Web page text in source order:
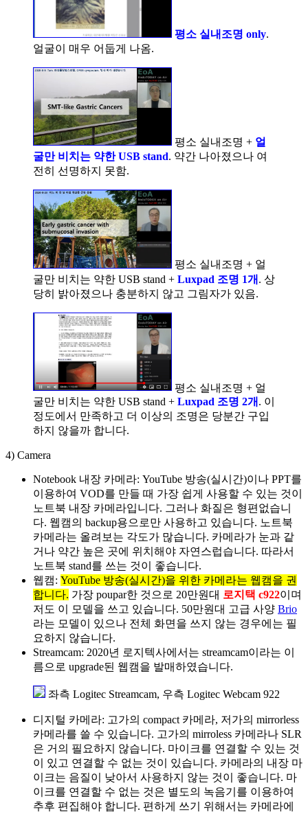
평소 실내조명 only.
얼굴이 매우 어둡게 나옴.
평소 실내조명 + 얼
굴만 비치는 약한 USB stand. 약간 나아졌으나 여
전히 선명하지 못함.
평소 실내조명 + 얼
굴만 비치는 약한 USB stand + Luxpad 조명 1개 . 상
당히 밝아졌으나 충분하지 않고 그림자가 있음.
평소 실내조명 + 얼
굴만 비치는 약한 USB stand + Luxpad 조명 2개 . 이
정도에서 만족하고 더 이상의 조명은 당분간 구입
하지 않을까 합니다.
4) Camera
Notebook 내장 카메라: YouTube 방송(실시간)이나 PPT를
이용하여 VOD를 만들 때 가장 쉽게 사용할 수 있는 것이
노트북 내장 카메라입니다. 그러나 화질은 형편없습니
다. 웹캠의 backup용으로만 사용하고 있습니다. 노트북
카메라는 올려보는 각도가 많습니다. 카메라가 눈과 같
거나 약간 높은 곳에 위치해야 자연스럽습니다. 따라서
노트북 stand를 쓰는 것이 좋습니다.
웹캠: YouTube 방송(실시간)을 위한 카메라는 웹캠을 권
합니다. 가장 poupar한 것으로 20만원대 로지택 c922이며
저도 이 모델을 쓰고 있습니다. 50만원대 고급 사양 Brio
라는 모델이 있으나 전체 화면을 쓰지 않는 경우에는 필
요하지 않습니다.
Streamcam: 2020년 로지텍사에서는 streamcam이라는 이
름으로 upgrade된 웹캠을 발매하였습니다.
좌측 Logitec Streamcam, 우측 Logitec Webcam 922
디지털 카메라: 고가의 compact 카메라, 저가의 mirrorless
카메라를 쓸 수 있습니다. 고가의 mirroless 카메라나 SLR
은 거의 필요하지 않습니다. 마이크를 연결할 수 있는 것
이 있고 연결할 수 없는 것이 있습니다. 카메라의 내장 마
이크는 음질이 낮아서 사용하지 않는 것이 좋습니다. 마
이크를 연결할 수 없는 것은 별도의 녹음기를 이용하여
추후 편집해야 합니다. 편하게 쓰기 위해서는 카메라에